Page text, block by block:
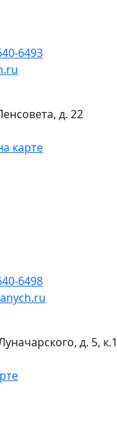
6493
д. 22
карте
6498
д. 5, к.1